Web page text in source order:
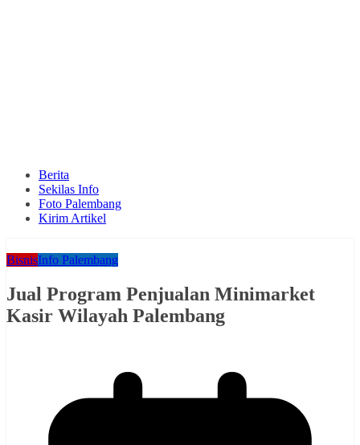
Berita
Sekilas Info
Foto Palembang
Kirim Artikel
BisnisInfo Palembang
Jual Program Penjualan Minimarket
Kasir Wilayah Palembang